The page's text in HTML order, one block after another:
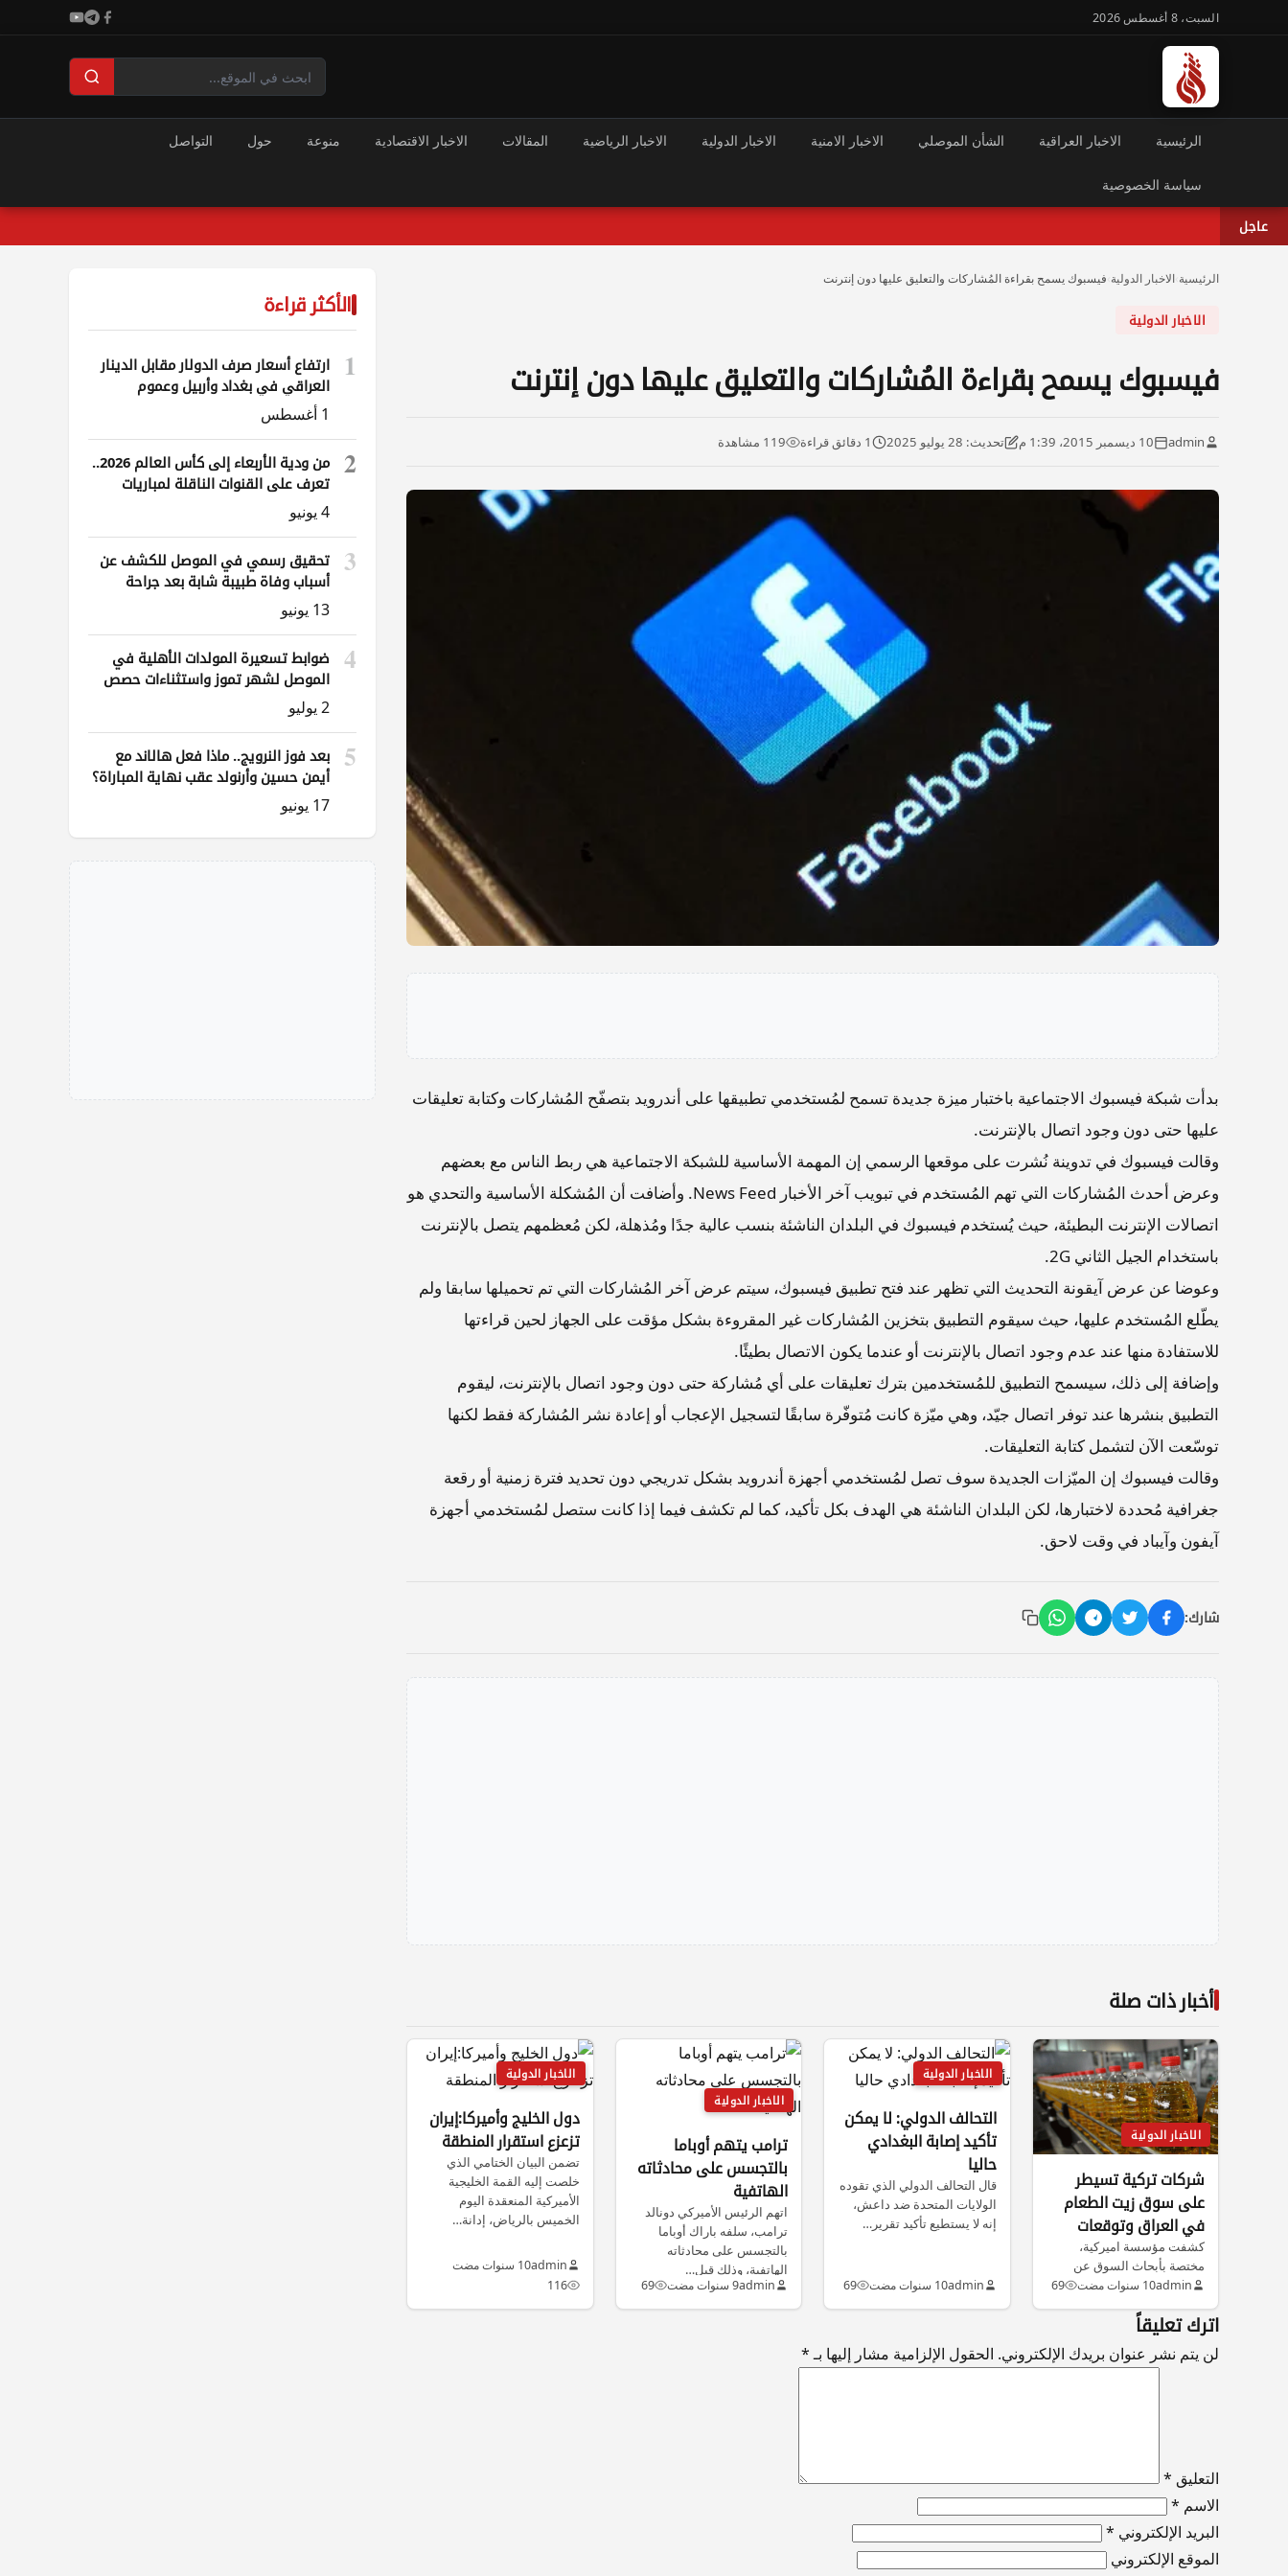
السبت، 8 أغسطس 2026
الرئيسية الاخبار العراقية الشأن الموصلي الاخبار الامنية الاخبار الدولية الاخبار الرياضية المقالات الاخبار الاقتصادية منوعة حول التواصل
سياسة الخصوصية
عاجل
الرئيسية الاخبار الدولية فيسبوك يسمح بقراءة المُشاركات والتعليق عليها دون إنترنت
الاخبار الدولية
فيسبوك يسمح بقراءة المُشاركات والتعليق عليها دون إنترنت
admin 10 ديسمبر 2015، 1:39 م تحديث: 28 يوليو 2025 1 دقائق قراءة 119 مشاهدة
بدأت شبكة فيسبوك الاجتماعية باختبار ميزة جديدة تسمح لمُستخدمي تطبيقها على أندرويد بتصفّح المُشاركات وكتابة تعليقات
عليها حتى دون وجود اتصال بالإنترنت.
وقالت فيسبوك في تدوينة نُشرت على موقعها الرسمي إن المهمة الأساسية للشبكة الاجتماعية هي ربط الناس مع بعضهم
وعرض أحدث المُشاركات التي تهم المُستخدم في تبويب آخر الأخبار News Feed. وأضافت أن المُشكلة الأساسية والتحدي هو
اتصالات الإنترنت البطيئة، حيث يُستخدم فيسبوك في البلدان الناشئة بنسب عالية جدًا ومُذهلة، لكن مُعظمهم يتصل بالإنترنت
باستخدام الجيل الثاني 2G.
وعوضا عن عرض آيقونة التحديث التي تظهر عند فتح تطبيق فيسبوك، سيتم عرض آخر المُشاركات التي تم تحميلها سابقا ولم
يطّلع المُستخدم عليها، حيث سيقوم التطبيق بتخزين المُشاركات غير المقروءة بشكل مؤقت على الجهاز لحين قراءتها
للاستفادة منها عند عدم وجود اتصال بالإنترنت أو عندما يكون الاتصال بطيئًا.
وإضافة إلى ذلك، سيسمح التطبيق للمُستخدمين بترك تعليقات على أي مُشاركة حتى دون وجود اتصال بالإنترنت، ليقوم
التطبيق بنشرها عند توفر اتصال جيّد، وهي ميّزة كانت مُتوفّرة سابقًا لتسجيل الإعجاب أو إعادة نشر المُشاركة فقط لكنها
توسّعت الآن لتشمل كتابة التعليقات.
وقالت فيسبوك إن الميّزات الجديدة سوف تصل لمُستخدمي أجهزة أندرويد بشكل تدريجي دون تحديد فترة زمنية أو رقعة
جغرافية مُحددة لاختبارها، لكن البلدان الناشئة هي الهدف بكل تأكيد، كما لم تكشف فيما إذا كانت ستصل لمُستخدمي أجهزة
آيفون وآيباد في وقت لاحق.
شارك:
أخبار ذات صلة
الاخبار الدولية
شركات تركية تسيطر
على سوق زيت الطعام
في العراق وتوقعات
ببقاء هيمنتها حتى
2025
كشفت مؤسسة اميركية،
مختصة بأبحاث السوق عن
هيمنة شركات أجنبية على سوق
admin10 سنوات مضت 69
الاخبار الدولية
التحالف الدولي: لا يمكن
تأكيد إصابة البغدادي
حاليا
قال التحالف الدولي الذي تقوده
الولايات المتحدة ضد داعش،
إنه لا يستطيع تأكيد تقرير…
admin10 سنوات مضت 69
الاخبار الدولية
ترامب يتهم أوباما
بالتجسس على محادثاته
الهاتفية
اتهم الرئيس الأميركي دونالد
ترامب، سلفه باراك أوباما
بالتجسس على محادثاته
الهاتفية، وذلك قبل…
admin9 سنوات مضت 69
الاخبار الدولية
دول الخليج وأميركا:إيران
تزعزع استقرار المنطقة
تضمن البيان الختامي الذي
خلصت إليه القمة الخليجية
الأميركية المنعقدة اليوم
الخميس بالرياض، إدانة…
admin10 سنوات مضت
116
اترك تعليقاً
لن يتم نشر عنوان بريدك الإلكتروني. الحقول الإلزامية مشار إليها بـ*
التعليق *
الاسم *
البريد الإلكتروني *
الموقع الإلكتروني
الأكثر قراءة
1
ارتفاع أسعار صرف الدولار مقابل الدينار
العراقي في بغداد وأربيل وعموم
المحافظات
1 أغسطس
2
من ودية الأربعاء إلى كأس العالم 2026..
تعرف على القنوات الناقلة لمباريات
العراق
4 يونيو
3
تحقيق رسمي في الموصل للكشف عن
أسباب وفاة طبيبة شابة بعد جراحة
ناظورية
13 يونيو
4
ضوابط تسعيرة المولدات الأهلية في
الموصل لشهر تموز واستثناءات حصص
الوقود
2 يوليو
5
بعد فوز النرويج.. ماذا فعل هالاند مع
أيمن حسين وأرنولد عقب نهاية المباراة؟
17 يونيو